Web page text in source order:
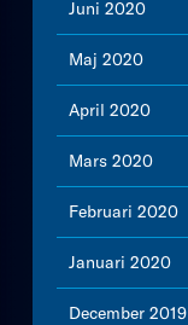
Juni 2020
Maj 2020
April 2020
Mars 2020
Februari 2020
Januari 2020
December 2019